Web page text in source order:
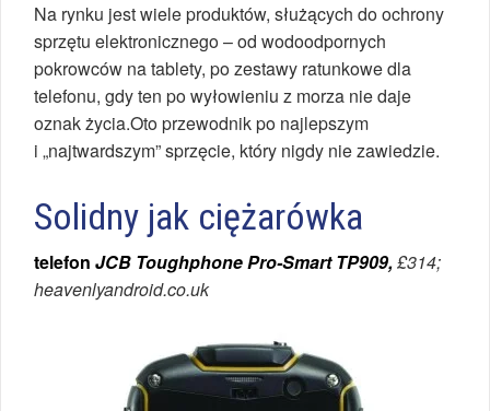
Na rynku jest wiele produktów, służących do ochrony
sprzętu elektronicznego – od wodoodpornych
pokrowców na tablety, po zestawy ratunkowe dla
telefonu, gdy ten po wyłowieniu z morza nie daje
oznak życia.Oto przewodnik po najlepszym
i „najtwardszym” sprzęcie, który nigdy nie zawiedzie.
Solidny jak ciężarówka
telefon JCB Toughphone Pro-Smart TP909,£314;
heavenlyandroid.co.uk